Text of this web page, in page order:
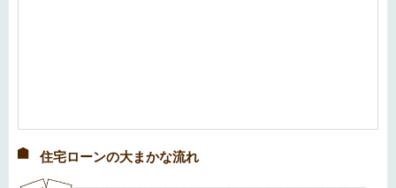
住宅ローンの大まかな流れ